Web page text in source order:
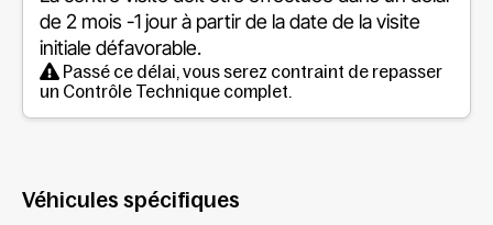
de 2 mois -1 jourà partir de la date de la visite
initiale défavorable.
Passé ce délai, vous serez contraint de repasser
un Contrôle Technique complet.
Véhicules spécifiques